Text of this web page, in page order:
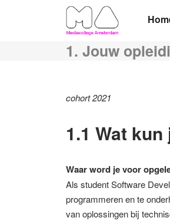
1. Jouw
cohort 2021
1.1 Wat
Waar word je voor
Als student Software
programmeren en te
van oplossingen bij